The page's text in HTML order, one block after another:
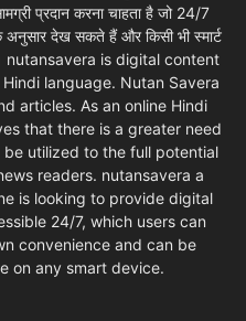
प्रदान करना चाहता है जो 24/7
अनुसार देख सकते हैं और किसी भी स्मार्ट
nutansavera is digital content
language. Nutan Savera
articles. As an online Hindi
that there is a greater need
utilized to the full potential
readers. nutansavera a
is looking to provide digital
24/7, which users can
convenience and can be
on any smart device.